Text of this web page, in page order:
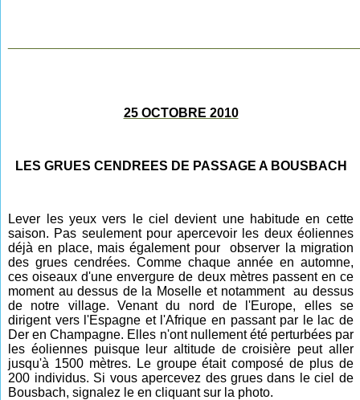
25 OCTOBRE 2010
LES GRUES CENDREES DE PASSAGE A BOUSBACH
Lever les yeux vers le ciel devient une habitudeen cette
saison. Pas seulement pour apercevoir les deux éoliennes
déjà en place, mais également pour observer la migration
des grues cendrées. Comme chaque année en automne,
ces oiseaux d'une envergure de deux mètres passent en ce
moment au dessus de la Moselle et notamment au dessus
de notre village. Venant du nord de l'Europe, elles se
dirigent vers l'Espagne et l'Afrique en passant par le lac de
Der en Champagne. Elles n'ont nullement été perturbées par
les éoliennes puisque leur altitude de croisière peut aller
jusqu'à 1500 mètres. Le groupe était composé de plus de
200 individus. Si vous apercevez des grues dans le ciel de
Bousbach, signalez le en cliquant sur la photo.